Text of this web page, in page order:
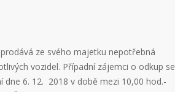
ze svého majetku nepotřebná
vozidel. Případní zájemci o odkup se
6. 12. 2018 v době mezi 10,00 hod.-